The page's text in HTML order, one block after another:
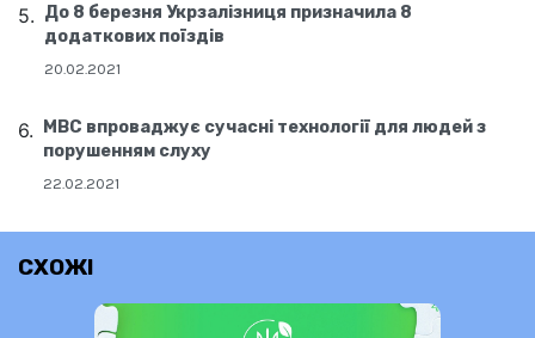
До 8 березня Укрзалізниця призначила 8
додаткових поїздів
20.02.2021
МВС впроваджує сучасні технології для людей з
порушенням слуху
22.02.2021
СХОЖІ